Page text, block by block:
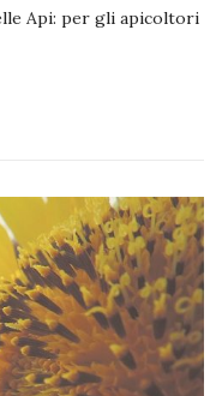
Api: per gli apicoltori